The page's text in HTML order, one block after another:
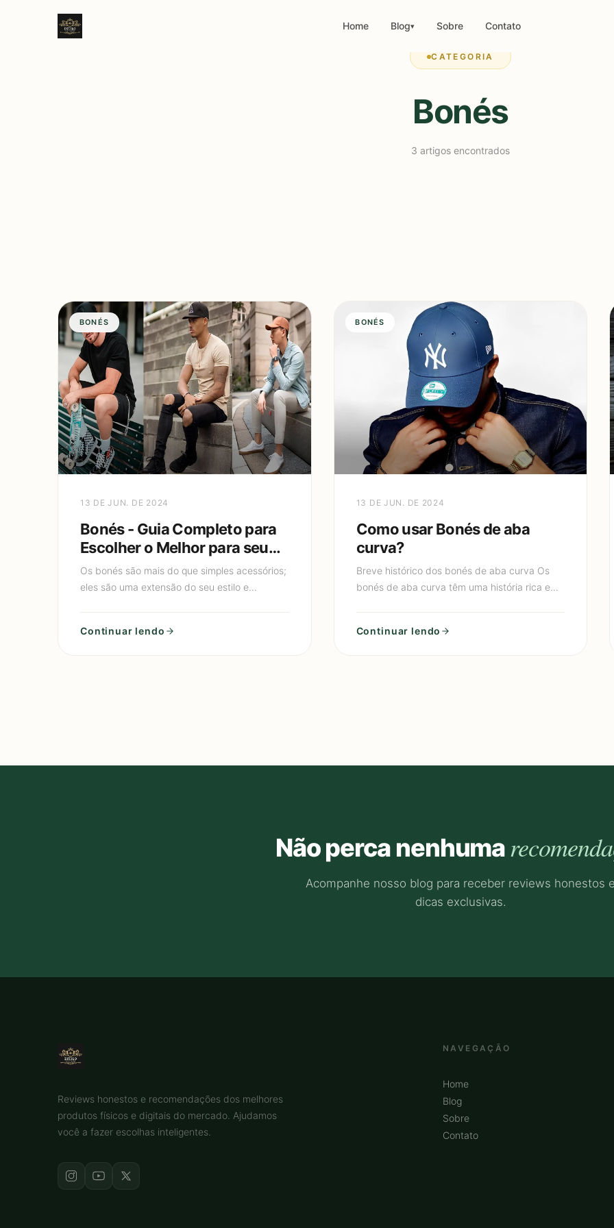
Home Blog▾ Sobre Contato
CATEGORIA
Bonés
3 artigos encontrados
BONÉS
13 DE JUN. DE 2024
Bonés - Guia Completo para
Escolher o Melhor para seu
estilo
Os bonés são mais do que simples acessórios;
eles são uma extensão do seu estilo e
Continuar lendo
BONÉS
13 DE JUN. DE 2024
Como usar Bonés de aba
curva?
Breve histórico dos bonés de aba curva Os
bonés de aba curva têm uma história rica e
Continuar lendo
Não perca nenhuma
Acompanhe nosso blog para receber reviews honestos e
dicas exclusivas.
Reviews honestos e recomendações dos melhores
produtos físicos e digitais do mercado. Ajudamos
você a fazer escolhas inteligentes.
NAVEGAÇÃO
Home
Blog
Sobre
Contato